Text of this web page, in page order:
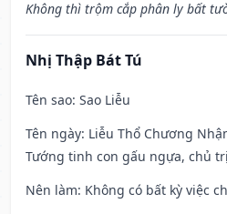
Không thì trộm cắp phân ly bất
Nhị Thập Bát Tú
Tên sao: Sao Liễu
Tên ngày: Liễu Thổ Chương
Tướng tinh con gấu ngựa, chủ
Nên làm: Không có bất kỳ việc